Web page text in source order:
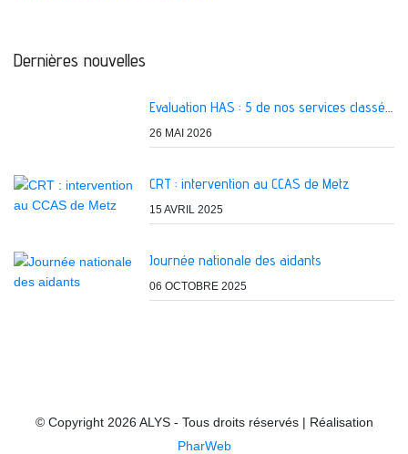
Dernières nouvelles
Evaluation HAS : 5 de nos services classés A
26 MAI 2026
CRT : intervention au CCAS de Metz
15 AVRIL 2025
Journée nationale des aidants
06 OCTOBRE 2025
© Copyright 2026 ALYS - Tous droits réservés | Réalisation
PharWeb